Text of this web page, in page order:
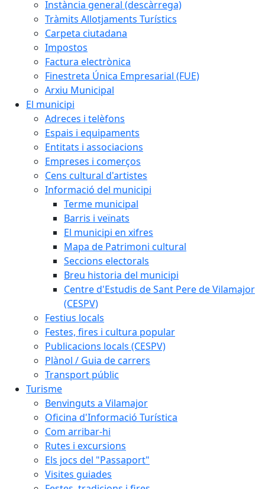
Instància general (descàrrega)
Tràmits Allotjaments Turístics
Carpeta ciutadana
Impostos
Factura electrònica
Finestreta Única Empresarial (FUE)
Arxiu Municipal
El municipi
Adreces i telèfons
Espais i equipaments
Entitats i associacions
Empreses i comerços
Cens cultural d'artistes
Informació del municipi
Terme municipal
Barris i veïnats
El municipi en xifres
Mapa de Patrimoni cultural
Seccions electorals
Breu historia del municipi
Centre d'Estudis de Sant Pere de Vilamajor
(CESPV)
Festius locals
Festes, fires i cultura popular
Publicacions locals (CESPV)
Plànol / Guia de carrers
Transport públic
Turisme
Benvinguts a Vilamajor
Oficina d'Informació Turística
Com arribar-hi
Rutes i excursions
Els jocs del "Passaport"
Visites guiades